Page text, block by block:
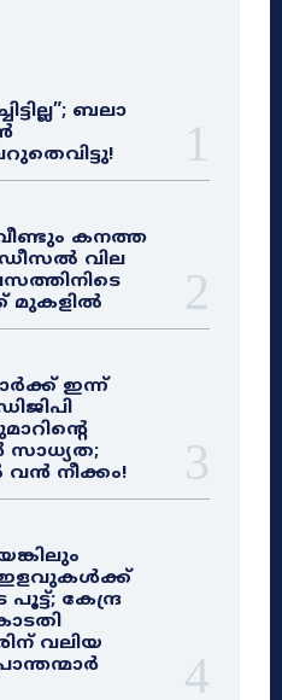
ബലാ
കനത്ത
ഡീസൽ വില
മുകളിൽ
ഇന്ന്
സാധ്യത;
നീക്കം!
ഇളവുകൾക്ക്
കേന്ദ്ര
വലിയ